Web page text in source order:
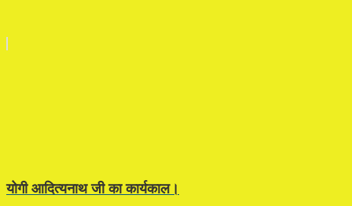
योगी आदित्यनाथ जी का कार्यकाल।